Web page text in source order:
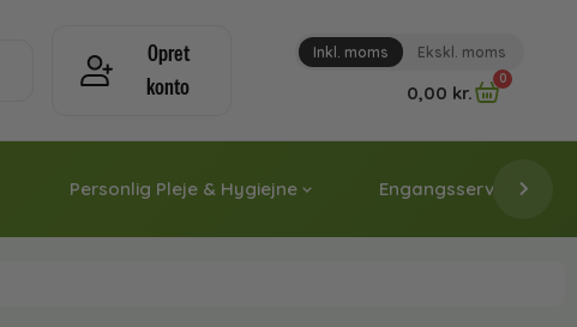
Opret
konto
Inkl. moms Ekskl. moms
0,00 kr.
0
Personlig Pleje & Hygiejne Engangsservice &